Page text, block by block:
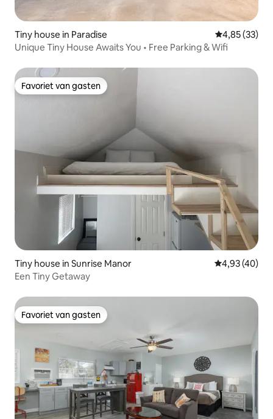
Tiny house in Paradise Gemiddelde
4,85 (33)
Unique Tiny House Awaits You • Free Parking & Wifi
Favoriet van gasten
Favoriet van gasten
Tiny house in Sunrise Manor Gemiddelde
4,93 (40)
Een Tiny Getaway
Favoriet van gasten
Favoriet van gasten